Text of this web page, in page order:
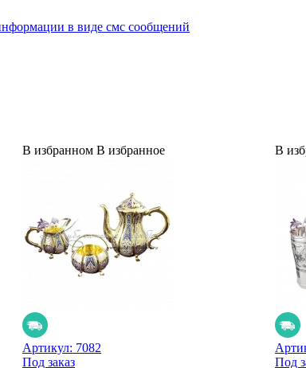
в виде смс сообщений
В избранном В избранное
Артикул: 7082
Под заказ
В
Под